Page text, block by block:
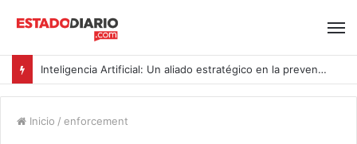
Inteligencia Artificial: Un aliado estratégico en la prevención del acoso y la violencia laboral bajo la Ley Karin
Inicio / enforcement